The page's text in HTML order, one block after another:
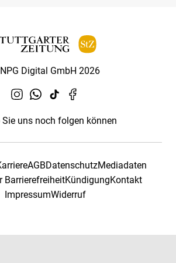
Digital GmbH 2026
Sie uns noch folgen können
AGBDatenschutzMediadaten
BarrierefreiheitKündigungKontakt
ImpressumWiderruf